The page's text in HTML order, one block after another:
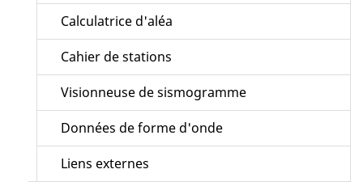
Calculatrice d'aléa
Cahier de stations
Visionneuse de sismogramme
Données de forme d'onde
Liens externes